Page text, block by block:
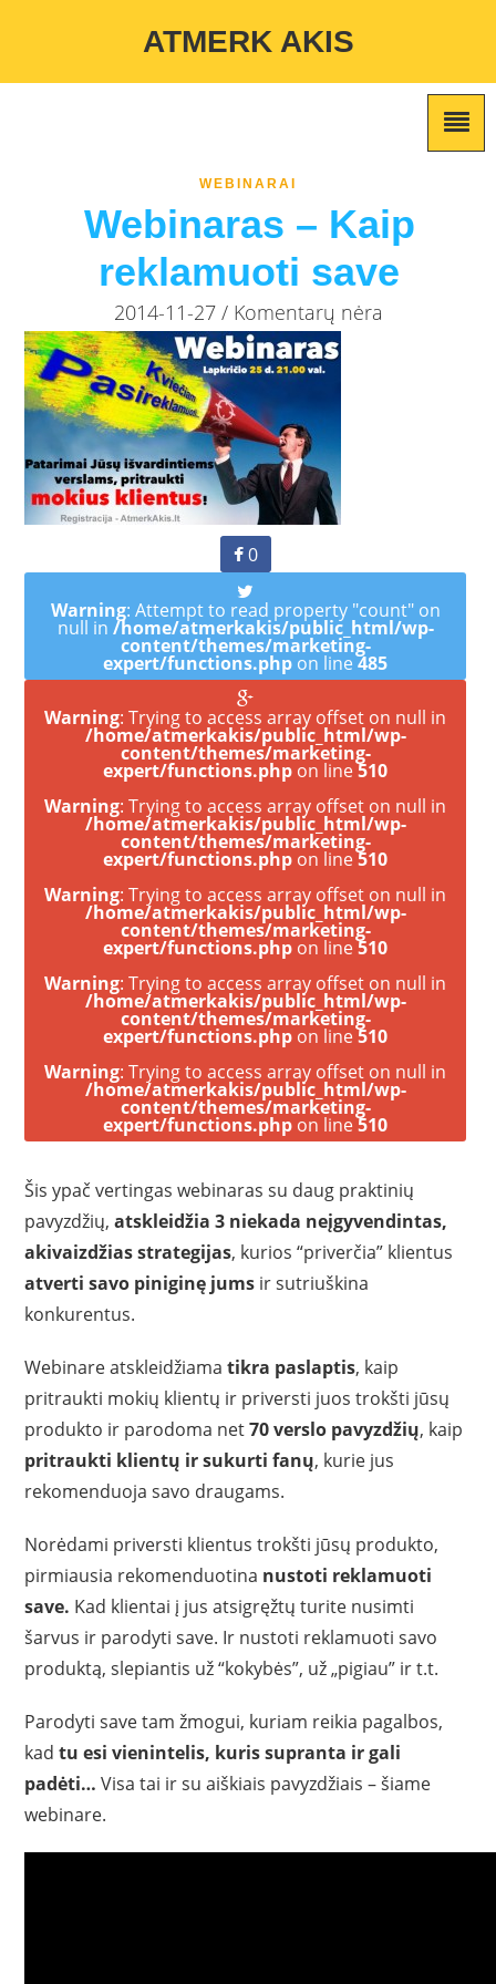
/home/atmerkakis/public_html/wp-content/themes/marketing-
ATMERK AKIS
WEBINARAI
Webinaras – Kaip
reklamuoti save
2014-11-27 / Komentarų nėra
0
Warning: Attempt to read property "count" on
null in /home/atmerkakis/public_html/wp-
content/themes/marketing-
expert/functions.php on line485
Warning: Trying to access array offset on null in
/home/atmerkakis/public_html/wp-
content/themes/marketing-
expert/functions.php on line510
Warning: Trying to access array offset on null in
/home/atmerkakis/public_html/wp-
content/themes/marketing-
expert/functions.php on line510
Warning: Trying to access array offset on null in
/home/atmerkakis/public_html/wp-
content/themes/marketing-
expert/functions.php on line510
Warning: Trying to access array offset on null in
/home/atmerkakis/public_html/wp-
content/themes/marketing-
expert/functions.php on line510
Warning: Trying to access array offset on null in
/home/atmerkakis/public_html/wp-
content/themes/marketing-
expert/functions.php on line510
Šis ypač vertingas webinaras su daug praktinių
pavyzdžių,atskleidžia 3 niekada neįgyvendintas,
akivaizdžias strategijas, kurios “priverčia” klientus
atverti savo piniginę jums ir sutriuškina
konkurentus.
Webinare atskleidžiamatikra paslaptis, kaip
pritraukti mokių klientų ir priversti juos trokšti jūsų
produkto ir parodoma net70 verslo pavyzdžių, kaip
pritraukti klientų ir sukurti fanų, kurie jus
rekomenduoja savo draugams.
Norėdami priversti klientus trokšti jūsų produkto,
pirmiausia rekomenduotina nustoti reklamuoti
save. Kad klientai į jus atsigręžtų turite nusimti
šarvus ir parodyti save. Ir nustoti reklamuoti savo
produktą, slepiantis už “kokybės”, už „pigiau” ir t.t.
Parodyti save tam žmogui, kuriam reikia pagalbos,
kadtu esi vienintelis, kuris supranta ir gali
padėti… Visa tai ir su aiškiais pavyzdžiais – šiame
webinare.